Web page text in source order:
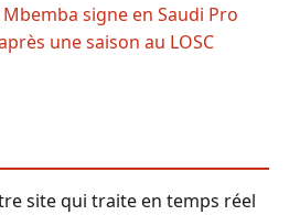
Mbemba signe en Saudi Pro
une saison au LOSC
site qui traite en temps réel